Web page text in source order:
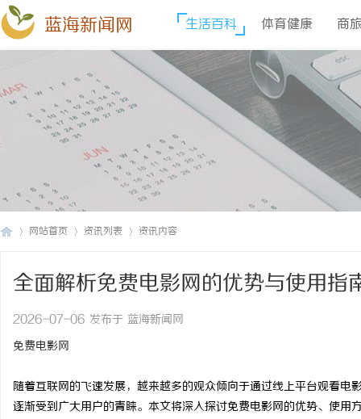
蓝海新闻网 生活百科 体育健康 商
网站首页 资讯列表 资讯内容
全面解析免费电影网的优势与使用指
2026-07-06 发布于 蓝海新闻网
免费电影网
随着互联网的飞速发展，越来越多的观众倾向于通过线上平台观看
逐渐受到广大用户的青睐。本文将深入探讨免费电影网的优势、使